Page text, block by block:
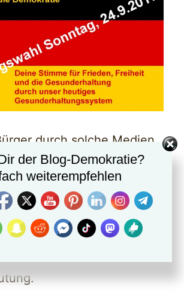
durch solche Medien
sich abhalten lässt, dann
Anteil der
Parteien an, denn die
Wähler wählen auf
Die Extremen
der Blog-Demokratie?
weiterempfehlen